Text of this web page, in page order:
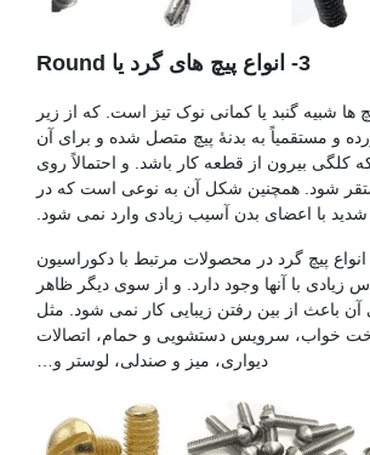
3- انواع پیچ های گرد یا Round
ها شبیه گنبد یا کمانی نوک تیز است. که از زیر
و مستقمیاً به بدنۀ پیچ متصل شده و برای آن
بیرون از قطعه کار باشد. و احتمالاً روی
شود. همچنین شکل آن به نوعی است که در
با اعضای بدن آسیب زیادی وارد نمی شود.
پیچ گرد در محصولات مرتبط با دکوراسیون
زیادی با آنها وجود دارد. و از سوی دیگر ظاهر
باعث از بین رفتن زیبایی کار نمی شود. مثل
خواب، سرویس دستشویی و حمام، اتصالات
دیواری، میز و صندلی، لوستر و…